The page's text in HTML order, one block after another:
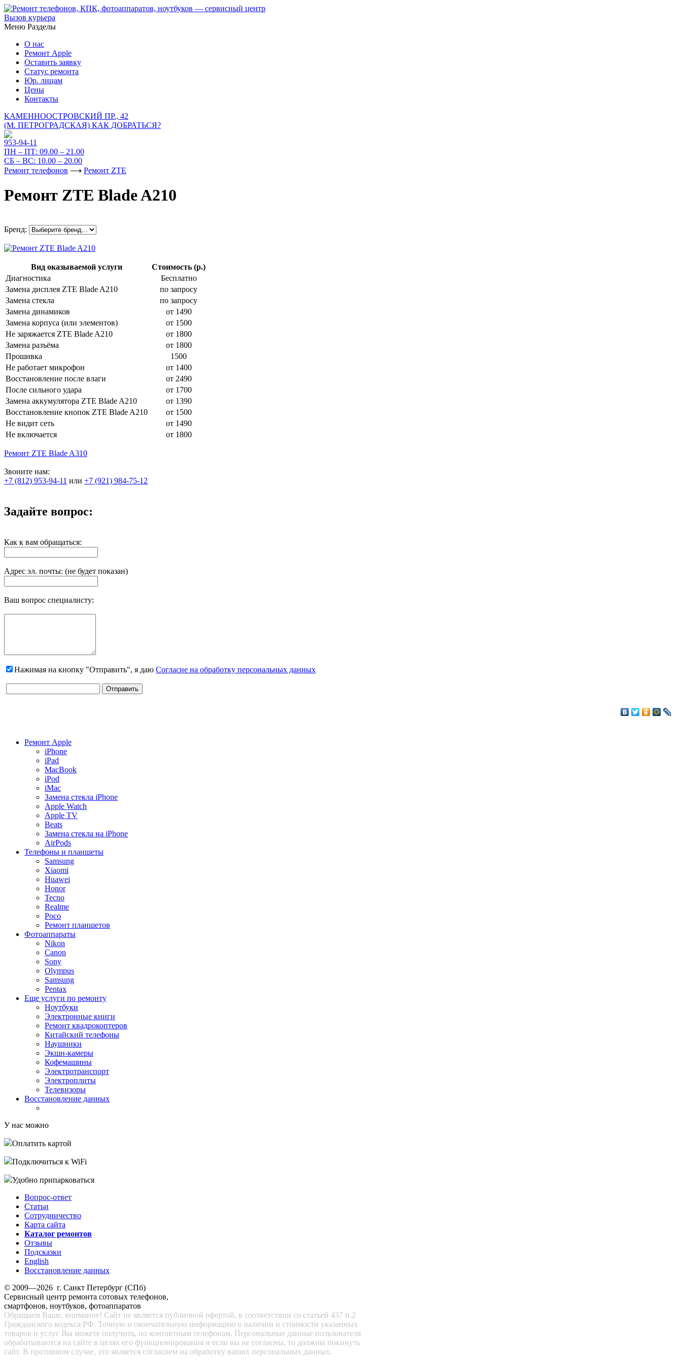
Вызов курьера
Меню Разделы
О нас
Ремонт Apple
Оставить заявку
Статус ремонта
Юр. лицам
Цены
Контакты
КАМЕННООСТРОВСКИЙ ПР., 42
(М. ПЕТРОГРАДСКАЯ) КАК ДОБРАТЬСЯ?
953-94-11
ПН – ПТ: 09.00 – 21.00
СБ – ВС: 10.00 – 20.00
Ремонт телефонов ⟶ Ремонт ZTE
Ремонт ZTE Blade A210
Бренд:
Вид оказываемой услуги
Стоимость (р.)
Диагностика
Бесплатно
Замена дисплея ZTE Blade A210
по запросу
Замена стекла
по запросу
Замена динамиков
от 1490
Замена корпуса (или элементов)
от 1500
Не заряжается ZTE Blade A210
от 1800
Замена разъёма
от 1800
Прошивка
1500
Не работает микрофон
от 1400
Восстановление после влаги
от 2490
После сильного удара
от 1700
Замена аккумулятора ZTE Blade A210
от 1390
Восстановление кнопок ZTE Blade A210
от 1500
Не видит сеть
от 1490
Не включается
от 1800
Ремонт ZTE Blade A310
Звоните нам:
+7 (812) 953-94-11 или +7 (921) 984-75-12
Задайте вопрос:
Как к вам обращаться:
Адрес эл. почты: (не будет показан)
Ваш вопрос специалисту:
Нажимая на кнопку "Отправить", я даю Согласие на обработку персональных данных
Ремонт Apple
iPhone
iPad
MacBook
iPod
iMac
Замена стекла iPhone
Apple Watch
Apple TV
Beats
Замена стекла на iPhone
AirPods
Телефоны и планшеты
Samsung
Xiaomi
Huawei
Honor
Tecno
Realme
Poco
Ремонт планшетов
Фотоаппараты
Nikon
Canon
Sony
Olympus
Samsung
Pentax
Еще услуги по ремонту
Ноутбуки
Электронные книги
Ремонт квадрокоптеров
Китайский телефоны
Наушники
Экшн-камеры
Кофемашины
Электротранспорт
Электроплиты
Телевизоры
Восстановление данных
У нас можно
Оплатить картой
Подключиться к WiFi
Удобно припарковаться
Вопрос-ответ
Статьи
Сотрудничество
Карта сайта
Каталог ремонтов
Отзывы
Подсказки
English
Восстановление данных
© 2009—2026 г. Санкт Петербург (СПб)
Сервисный центр ремонта сотовых телефонов,
смартфонов, ноутбуков, фотоаппаратов
Обращаем Ваше, внимание! Сайт не является публичной офертой, в соответствии со статьей 437 п.2
Гражданского кодекса РФ. Точную и окончательную информацию о наличии и стоимости указанных
товаров и услуг Вы можете получить, по контактным телефонам. Персональные данные пользователя
обрабатываются на сайте в целях его функционирования и если вы не согласны, то должны покинуть
сайт. В противном случае, это является согласием на обработку ваших персональных данных.